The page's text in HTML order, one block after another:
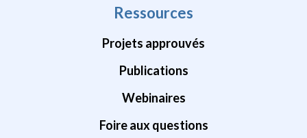
Ressources
Projets approuvés
Publications
Webinaires
Foire aux questions